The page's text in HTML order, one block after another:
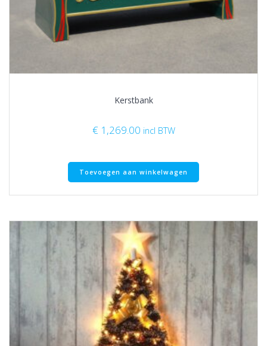
Kerstbank
€ 1,269.00 incl BTW
Toevoegen aan winkelwagen